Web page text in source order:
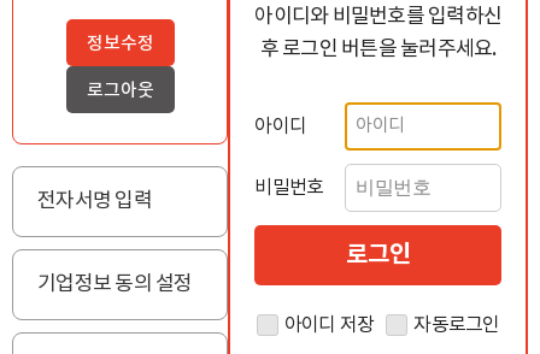
정보수정
로그아웃
전자서명 입력
기업정보 동의 설정
아이디와 비밀번호를 입력하신
후 로그인 버튼을 눌러주세요.
아이디
비밀번호
아이디 저장 자동로그인